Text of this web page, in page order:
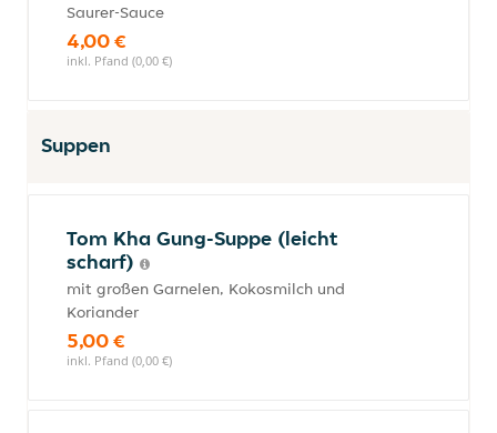
Saurer-Sauce
4,00 €
inkl. Pfand (0,00 €)
Suppen
Tom Kha Gung-Suppe (leicht
scharf)
mit großen Garnelen, Kokosmilch und
Koriander
5,00 €
inkl. Pfand (0,00 €)